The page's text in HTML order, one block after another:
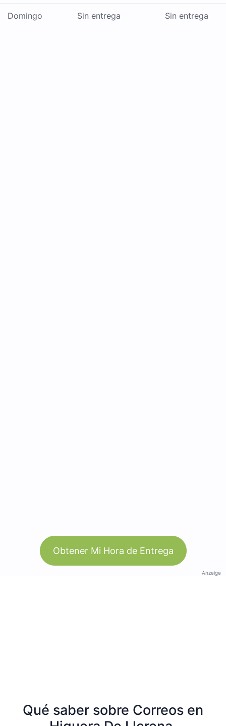
Domingo Sin entrega Sin entrega
Obtener Mi Hora de Entrega
Anzeige
Qué saber sobre Correos en